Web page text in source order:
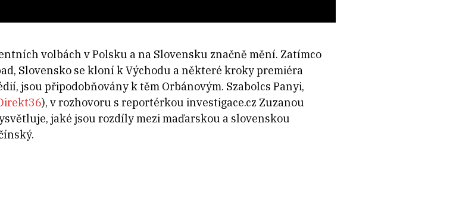
volbách v Polsku a na Slovensku značně mění. Zatímco
Slovensko se kloní k Východu a některé kroky premiéra
jsou připodobňovány k těm Orbánovým. Szabolcs Panyi,
), v rozhovoru s reportérkou investigace.cz Zuzanou
jaké jsou rozdíly mezi maďarskou a slovenskou